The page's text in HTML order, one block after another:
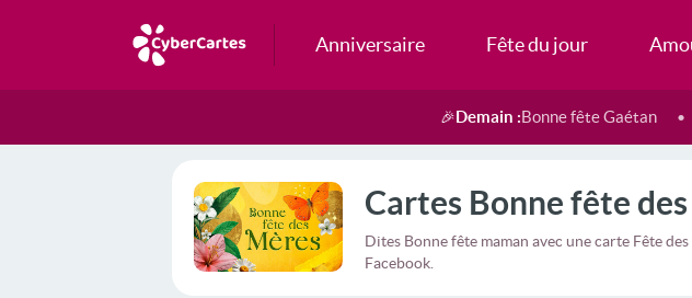
Anniversaire Fête du jour
🎉Demain :Bonne fête Gaétan
Cartes Bonne fête
Dites Bonne fête maman avec une carte Fête
Facebook.